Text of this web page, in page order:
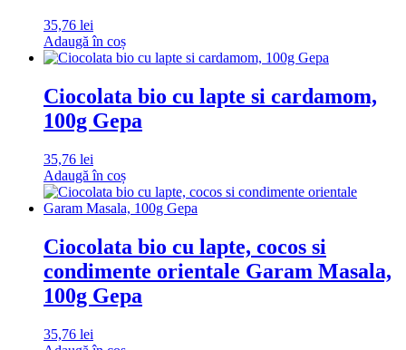
35,76 lei
Adaugă în coș
Ciocolata bio cu lapte si cardamom,
100g Gepa
35,76 lei
Adaugă în coș
Ciocolata bio cu lapte, cocos si
condimente orientale Garam Masala,
100g Gepa
35,76 lei